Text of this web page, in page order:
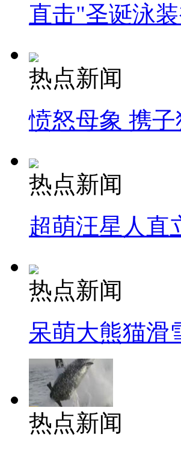
直击"圣诞泳
热点新闻
愤怒母象 携
热点新闻
超萌汪星人直
热点新闻
呆萌大熊猫滑
热点新闻